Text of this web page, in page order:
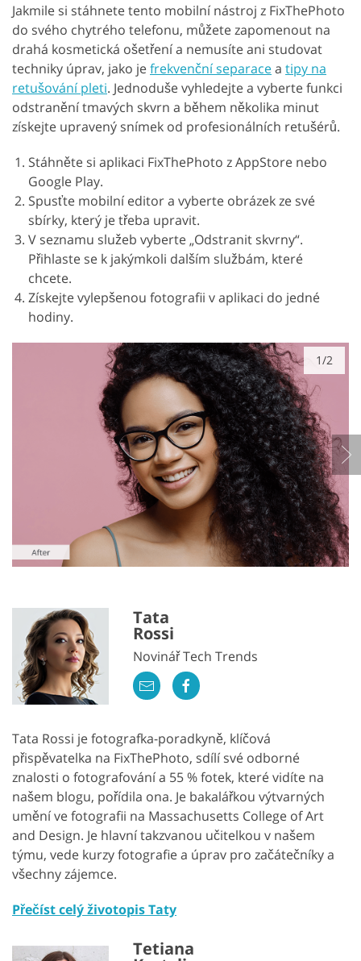
Jakmile si stáhnete tento mobilní nástroj z FixThePhoto
do svého chytrého telefonu, můžete zapomenout na
drahá kosmetická ošetření a nemusíte ani studovat
techniky úprav, jako jefrekvenční separacea tipy na
retušování pleti. Jednoduše vyhledejte a vyberte funkci
odstranění tmavých skvrn a během několika minut
získejte upravený snímek od profesionálních retušérů.
Stáhněte si aplikaci FixThePhoto z AppStore nebo
Google Play.
Spusťte mobilní editor a vyberte obrázek ze své
sbírky, který je třeba upravit.
V seznamu služeb vyberte „Odstranit skvrny“.
Přihlaste se k jakýmkoli dalším službám, které
chcete.
Získejte vylepšenou fotografii v aplikaci do jedné
hodiny.
1/2
Tata
Rossi
Novinář Tech Trends
Tata Rossi je fotografka-poradkyně, klíčová
přispěvatelka na FixThePhoto, sdílí své odborné
znalosti o fotografování a 55 % fotek, které vidíte na
našem blogu, pořídila ona. Je bakalářkou výtvarných
umění ve fotografii na Massachusetts College of Art
and Design. Je hlavní takzvanou učitelkou v našem
týmu, vede kurzy fotografie a úprav pro začátečníky a
všechny zájemce.
Přečíst celý životopis Taty
Tetiana